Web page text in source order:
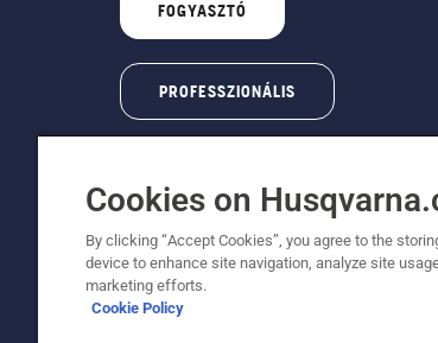
FOGYASZTÓ
PROFESSZIONÁLIS
© Husqvarna AB (publ). Minden jog
A sütikkel kapcsolatos nyilatkozat
Cookies on
By clicking “Accept Cookies”, you agree to the
device to enhance site navigation, analyze site
marketing efforts.
Cookie Policy